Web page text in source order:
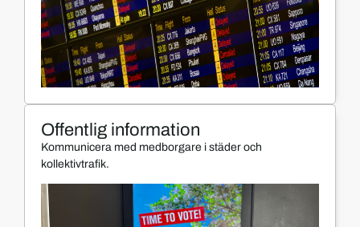
Offentlig information
Kommunicera med medborgare i städer och
kollektivtrafik.